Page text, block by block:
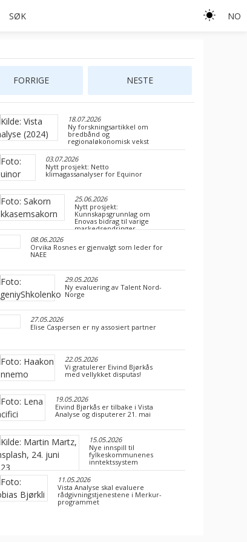
SØK NO
FORRIGE NESTE
18.07.2026
Ny forskningsartikkel om
bredbånd og
regionaløkonomisk vekst
03.07.2026
Nytt prosjekt: Netto
klimagassanalyser for Equinor
25.06.2026
Nytt prosjekt:
Kunnskapsgrunnlag om
Enovas bidrag til varige
markedsendringer
08.06.2026
Orvika Rosnes er gjenvalgt som leder for
NAEE
29.05.2026
Ny evaluering av Talent Nord-
Norge
27.05.2026
Elise Caspersen er ny assosiert partner
22.05.2026
Vi gratulerer Eivind Bjørkås
med vellykket disputas!
19.05.2026
Eivind Bjørkås er tilbake i Vista
Analyse og disputerer 21. mai
15.05.2026
Nye innspill til
fylkeskommunenes
inntektssystem
11.05.2026
Vista Analyse skal evaluere
rådgivningstjenestene i Merkur-
programmet